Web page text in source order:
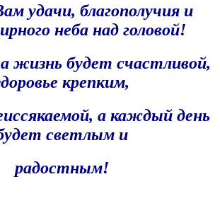
удачи, благополучия и
неба над головой!
жизнь будет счастливой,
крепким,
а каждый день
светлым и
радостным!